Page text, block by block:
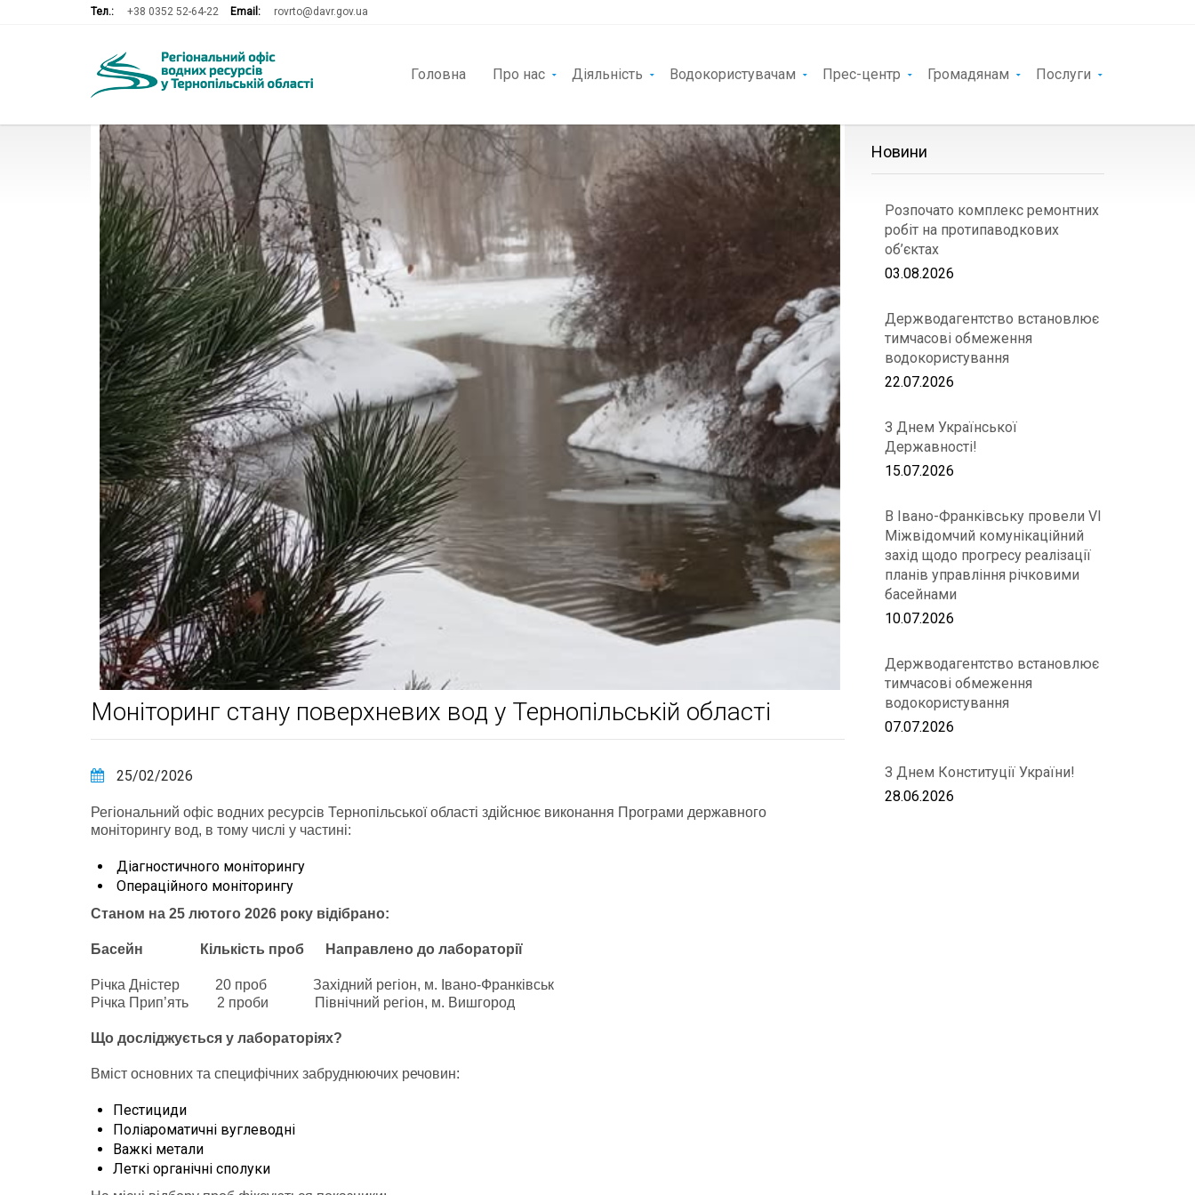
Тел.: +38 0352 52-64-22 Email: rovrto@davr.gov.ua
Головна Про нас Діяльність Водокористувачам Прес-центр Громадянам Послуги
Моніторинг стану поверхневих вод у Тернопільській області
25/02/2026
Регіональний офіс водних ресурсів Тернопільської області здійснює виконання Програми державного
моніторингу вод, в тому числі у частині:
Діагностичного моніторингу
Операційного моніторингу
Станом на 25 лютого 2026 року відібрано:
Басейн Кількість проб Направлено до лабораторії
Річка Дністер 20 проб Західний регіон, м. Івано-Франківськ
Річка Прип’ять 2 проби Північний регіон, м. Вишгород
Що досліджується у лабораторіях?
Вміст основних та специфічних забруднюючих речовин:
Пестициди
Поліароматичні вуглеводні
Важкі метали
Леткі органічні сполуки
Новини
Розпочато комплекс ремонтних
робіт на протипаводкових
об’єктах
03.08.2026
Держводагентство встановлює
тимчасові обмеження
водокористування
22.07.2026
З Днем Української
Державності!
15.07.2026
В Івано-Франківську провели VІ
Міжвідомчий комунікаційний
захід щодо прогресу реалізації
планів управління річковими
басейнами
10.07.2026
Держводагентство встановлює
тимчасові обмеження
водокористування
07.07.2026
З Днем Конституції України!
28.06.2026